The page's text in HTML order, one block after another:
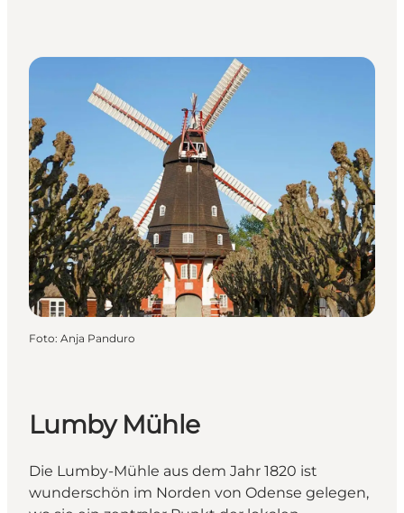
Foto: Anja Panduro
Lumby Mühle
Die Lumby-Mühle aus dem Jahr 1820 ist
wunderschön im Norden von Odense gelegen,